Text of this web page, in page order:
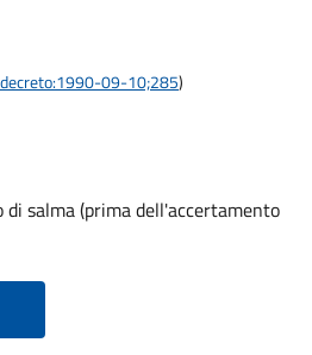
09-10;285)
salma (prima dell'accertamento